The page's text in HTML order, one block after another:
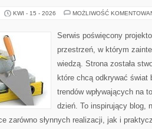
KWI - 15 - 2026 MOŻLIWOŚĆ
Serwis poświęcony
przestrzeń, w którym
wiedzą. Strona została
które chcą odkrywać świat
trendów wpływających na
dzień. To inspirujący blog,
zarówno słynnych realizacji, jak i